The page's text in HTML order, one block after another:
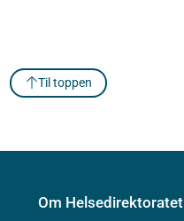
Til toppen
Om Helsedirektoratet